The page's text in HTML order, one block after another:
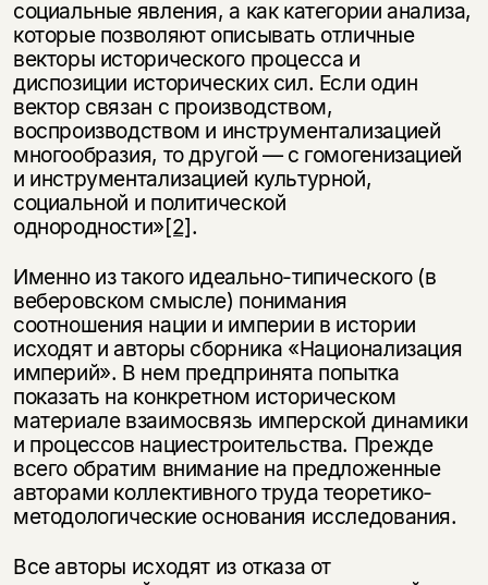
социальные явления, а как категории анализа,
которые позволяют описывать отличные
векторы исторического процесса и
диспозиции исторических сил. Если один
вектор связан с производством,
воспроизводством и инструментализацией
многообразия, то другой — с гомогенизацией
и инструментализацией культурной,
социальной и политической
однородности»[2].
Именно из такого идеально-типического (в
веберовском смысле) понимания
соотношения нации и империи в истории
исходят и авторы сборника «Национализация
империй». В нем предпринята попытка
показать на конкретном историческом
материале взаимосвязь имперской динамики
и процессов нациестроительства. Прежде
всего обратим внимание на предложенные
авторами коллективного труда теоретико-
методологические основания исследования.
Все авторы исходят из отказа от